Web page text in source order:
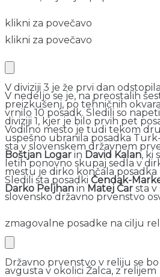
klikni za povečavo
klikni za povečavo
V diviziji 3 je že prvi dan
V nedeljo se je, na preostalih
preizkušenj, po tehničnih
vrnilo 10 posadk. Sledili so
diviziji 1, kjer je bilo prvih pet
Vodilno mesto je tudi tekom
uspešno ubranila posadka
sta v slovenskem državnem
Boštjan Logar in David Kalan, ki
letih ponovno skupaj sedla v
mestu je dirko končala posadka
Sledili sta posadki Čendak-
Darko Peljhan in Matej Čar sta v
slovensko državno prvenstvo
zmagovalne posadke na cilju
Državno prvenstvo v reliju se
avgusta v okolici Žalca, z relijem